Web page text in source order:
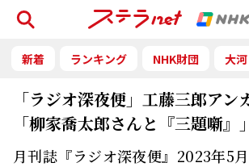
検索
新着 ランキング NHK財団 大河
「ラジオ深夜便」工藤三郎アン
「柳家喬太郎さんと『三題噺』」
月刊誌『ラジオ深夜便』2023年5